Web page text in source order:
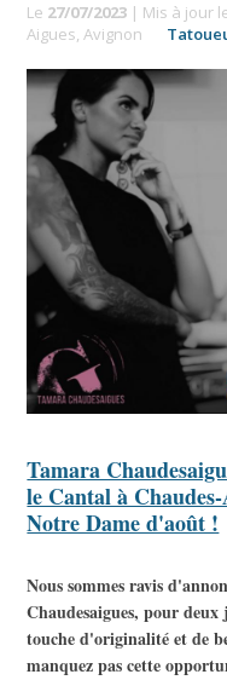
Le 27/07/2023 | Mis à jour
Aigues,Avignon
Tamara
le Cantal à
Notre Dame d'août !
Nous sommes ravis
Chaudesaigues, pour
touche d'originalité et de
manquez pas cette